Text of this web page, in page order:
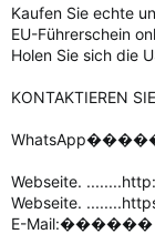
Kaufen Sie echte
EU-Führerschein
Holen Sie sich die
Webseite.
Webseite.
E-Mail:������